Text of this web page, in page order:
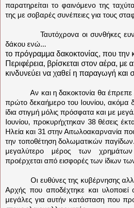
παρατηρείται το φαινόμενο της
της με σοβαρές συνέπειες για τους
Ταυτόχρονα οι συνθήκες
δάκου ενώ...
το πρόγραμμα δακοκτονίας, που την
Περιφέρεια, βρίσκεται στον αέρα, με
κινδυνεύει να χαθεί η παραγωγή και
Αν και η δακοκτονία θα έπρεπε
πρώτο δεκαήμερο του Ιουνίου, ακόμα
ίδια στιγμή μόλις πρόσφατα και με
Ιουνίου, προκυρήχτηκαν 38 θέσεις
Ηλεία και 31 στην Αιτωλοακαρνανία
την τοποθέτηση δολωματικών
μεγαλύτερο μέρος των
προέρχεται από εισφορές των ίδιων
Οι ευθύνες της κυβέρνησης
Αρχής που αποδέχτηκε και υλοποιεί
μεγάλες για αυτήν κατάσταση που